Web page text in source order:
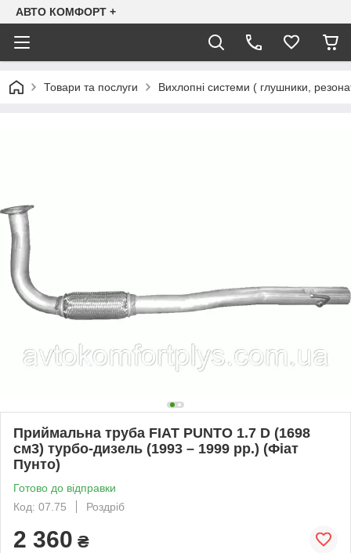
АВТО КОМФОРТ +
Товари та послуги Вихлопні системи ( глушники,
Приймальна труба FIAT PUNTO 1.7 D (1698
см3) турбо-дизель (1993 – 1999 рр.) (Фіат
Пунто)
Готово до відправки
Код: 07.75
Роздріб
2 360 ₴